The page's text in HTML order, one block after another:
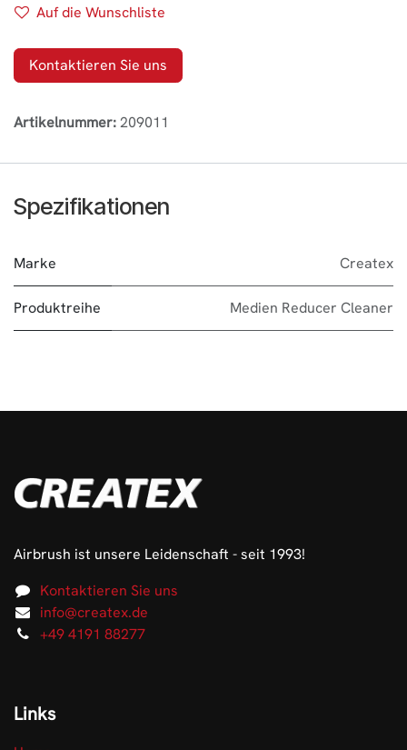
Auf die Wunschliste
Kontaktieren Sie uns
Artikelnummer:209011
Spezifikationen
Marke Createx
Produktreihe Medien Reducer Cleaner
Airbrush ist unsere Leidenschaft - seit 1993!
Kontaktieren Sie uns
info@createx.de
+49 4191 88277
Links